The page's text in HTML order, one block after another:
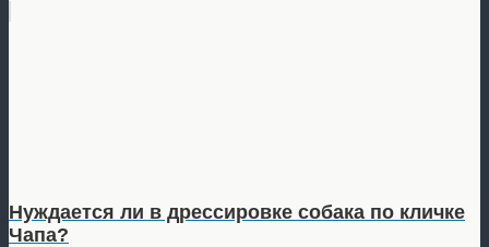
Нуждается ли в дрессировке собака по кличке
Чапа?